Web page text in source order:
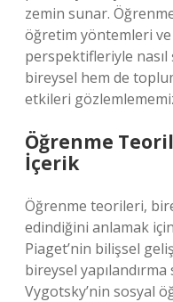
zemin sunar.
öğretim yöntemleri
perspektifleriyle
bireysel hem de
etkileri
Öğrenme
İçerik
Öğrenme teorileri,
edindiğini anlamak
Piaget’nin bilişsel
bireysel
Vygotsky’nin sosyal